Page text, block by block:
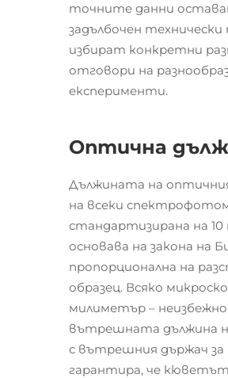
точните данни
задълбочен
избират конкретни
отговори на
експерименти.
Оптична
Дължината на
на всеки
стандартизирана на
основава на закона на
пропорционална на
образец. Всяко
милиметър –
вътрешната дължина
с вътрешния държач
гарантира, че